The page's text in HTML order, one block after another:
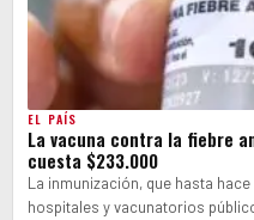
EL PAÍS
La vacuna contra la fiebre
cuesta $233.000
La inmunización, que hasta
hospitales y vacunatorios